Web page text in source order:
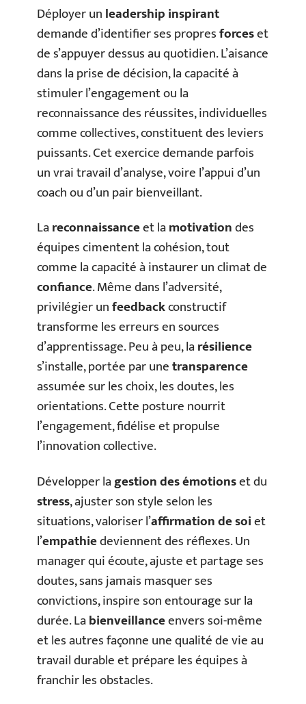
Déployer unleadership inspirant
demande d’identifier ses propresforceset
de s’appuyer dessus au quotidien. L’aisance
dans la prise de décision, la capacité à
stimuler l’engagement ou la
reconnaissance des réussites, individuelles
comme collectives, constituent des leviers
puissants. Cet exercice demande parfois
un vrai travail d’analyse, voire l’appui d’un
coach ou d’un pair bienveillant.
Lareconnaissanceet lamotivationdes
équipes cimentent la cohésion, tout
comme la capacité à instaurer un climat de
confiance. Même dans l’adversité,
privilégier unfeedbackconstructif
transforme les erreurs en sources
d’apprentissage. Peu à peu, larésilience
s’installe, portée par unetransparence
assumée sur les choix, les doutes, les
orientations. Cette posture nourrit
l’engagement, fidélise et propulse
l’innovation collective.
Développer lagestion des émotionset du
stress, ajuster son style selon les
situations, valoriser l’affirmation de soiet
l’empathiedeviennent des réflexes. Un
manager qui écoute, ajuste et partage ses
doutes, sans jamais masquer ses
convictions, inspire son entourage sur la
durée. Labienveillanceenvers soi-même
et les autres façonne une qualité de vie au
travail durable et prépare les équipes à
franchir les obstacles.